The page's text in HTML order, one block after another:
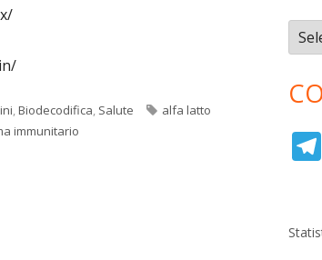
,Biodecodifica, Salute Tag
alfa latto
immunitario